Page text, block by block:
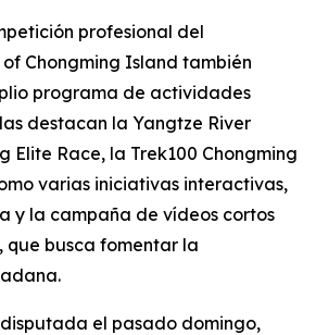
profesional del
of Chongming Island también
programa de actividades
destacan la Yangtze River
Elite Race, la Trek100 Chongming
varias iniciativas interactivas,
y la campaña de vídeos cortos
que busca fomentar la
disputada el pasado domingo,